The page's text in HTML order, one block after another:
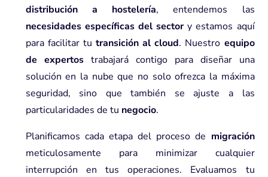
distribución a hostelería, entendemos las
necesidades específicas del sectory estamos aquí
para facilitar tu transición al cloud. Nuestro equipo
de expertos trabajará contigo para diseñar una
solución en la nube que no solo ofrezca la máxima
seguridad, sino que también se ajuste a las
particularidades de tu negocio.
Planificamos cada etapa del proceso de migración
meticulosamente para minimizar cualquier
interrupción en tus operaciones. Evaluamos tu